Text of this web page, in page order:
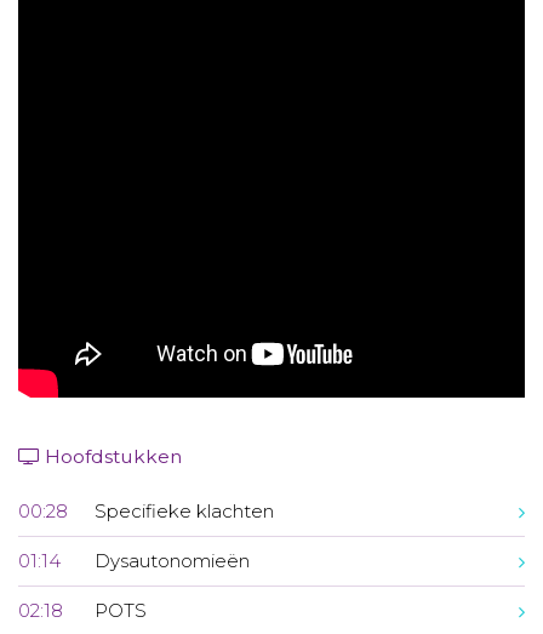
Hoofdstukken
00:28 Specifieke klachten
01:14 Dysautonomieën
02:18 POTS